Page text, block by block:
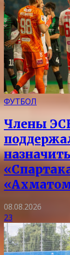
ФУТБОЛ
Члены
08.08.2026
23